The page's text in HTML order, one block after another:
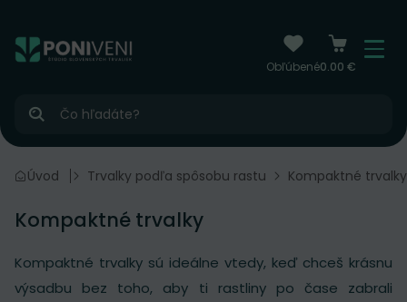
Obľúbené0.00 €
Menu
Hľadať
Úvod
Trvalky Trvalky podľa spôsobu rastu Kompaktné trvalky
Kompaktné trvalky
Kompaktné trvalky sú ideálne vtedy, keď chceš krásnu
výsadbu bez toho, aby ti rastliny po čase zabrali